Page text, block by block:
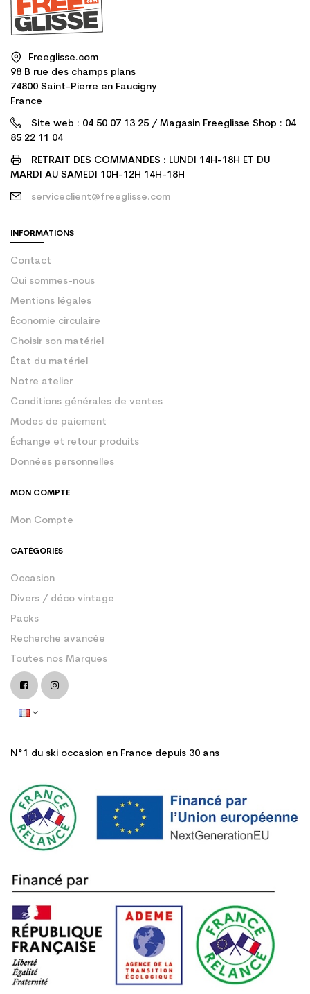
Freeglisse.com
98 B rue des champs plans
74800 Saint-Pierre en Faucigny
France
Site web : 04 50 07 13 25 / Magasin Freeglisse Shop : 04
85 22 11 04
RETRAIT DES COMMANDES : LUNDI 14H-18H ET DU
MARDI AU SAMEDI 10H-12H 14H-18H
serviceclient@freeglisse.com
INFORMATIONS
Contact
Qui sommes-nous
Mentions légales
Économie circulaire
Choisir son matériel
État du matériel
Notre atelier
Conditions générales de ventes
Modes de paiement
Échange et retour produits
Données personnelles
MON COMPTE
Mon Compte
CATÉGORIES
Occasion
Divers / déco vintage
Packs
Recherche avancée
Toutes nos Marques
N°1 du ski occasion en France depuis 30 ans